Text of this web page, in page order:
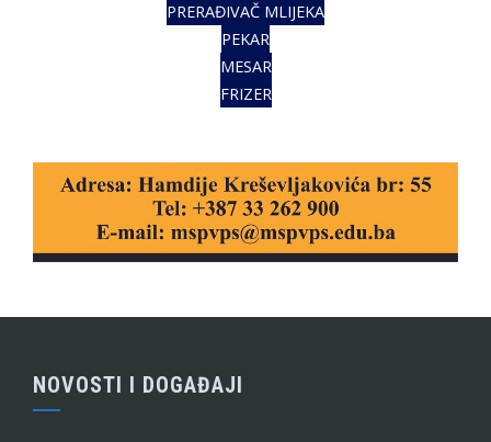
PRERAĐIVAČ MLIJEKA
PEKAR
MESAR
FRIZER
NOVOSTI I DOGAĐAJI